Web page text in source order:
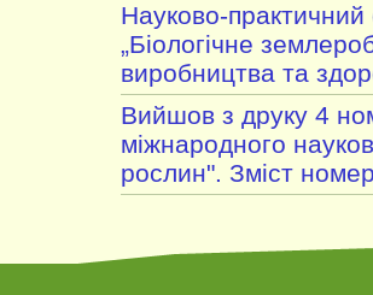
Науково-практичний
„Біологічне
виробництва та
Вийшов з друку 4
міжнародного
рослин". Зміст